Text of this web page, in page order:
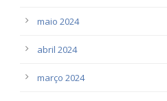
maio 2024
abril 2024
março 2024